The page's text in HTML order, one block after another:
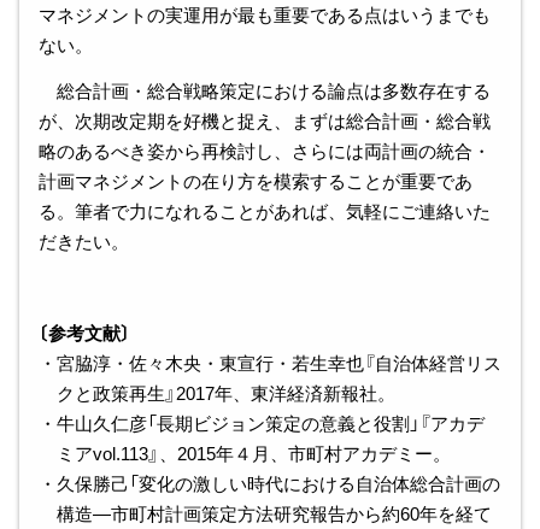
マネジメントの実運用が最も重要である点はいうまでも
ない。
総合計画・総合戦略策定における論点は多数存在する
が、次期改定期を好機と捉え、まずは総合計画・総合戦
略のあるべき姿から再検討し、さらには両計画の統合・
計画マネジメントの在り方を模索することが重要であ
る。筆者で力になれることがあれば、気軽にご連絡いた
だきたい。
〔参考文献〕
・宮脇淳・佐々木央・東宣行・若生幸也『自治体経営リス
クと政策再生』2017年、東洋経済新報社。
・牛山久仁彦「長期ビジョン策定の意義と役割」『アカデ
ミアvol.113』、2015年４月、市町村アカデミー。
・久保勝己「変化の激しい時代における自治体総合計画の
構造―市町村計画策定方法研究報告から約60年を経て